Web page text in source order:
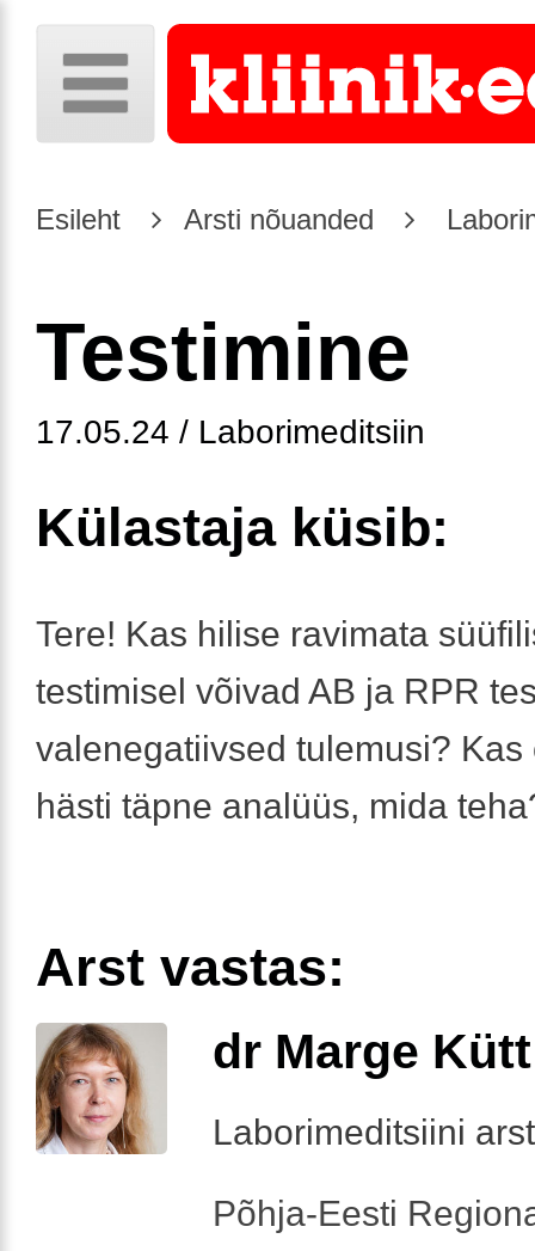
Esileht Arsti nõuanded
Testimine
17.05.24 / Laborimeditsiin
Külastaja küsib:
Tere! Kas hilise ravimata
testimisel võivad AB ja RPR
valenegatiivsed tulemusi? Kas
hästi täpne analüüs, mida
Arst vastas:
dr Marge Kütt
Laborimeditsiini arst
Põhja-Eesti